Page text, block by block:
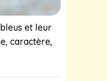
et leur
caractère,